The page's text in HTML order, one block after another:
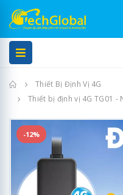
Trang chủThiết Bị Định Vị 4G
Thiết bị định vị 4G TG01 -
-12%